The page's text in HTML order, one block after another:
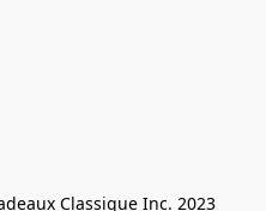
Classique Inc. 2023